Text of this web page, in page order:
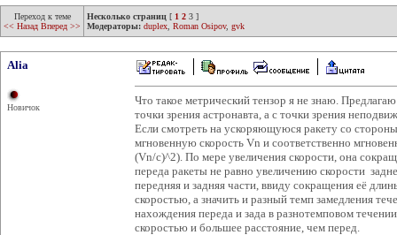
Переход к теме
<< Назад Вперед >>
Несколько страниц [ 1 2 3 ]
Модераторы: duplex Roman Osipov, gvk
Alia
Новичок
Что такое метрический тензор я не знаю.
точки зрения астронавта, а с точки зрения
Если смотреть на ускоряющуюся ракету со
мгновенную скорость Vn и соответственно
(Vn/c)^2). По мере увеличения скорости, она
переда ракеты не равно увеличению скорости
передняя и задняя части, ввиду сокращения её
скоростью, а значить и разный темп замедления
нахождения переда и зада в разнотемповом
скоростью и большее расстояние, чем перед.